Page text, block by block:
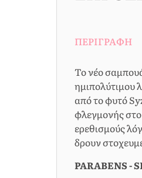
ΠΕΡΙΓΡΑΦΉ
Το νέο
ημιπολύτιμου
από το φυτό
φλεγμονής
ερεθισμούς
δρουν
PARABENS -